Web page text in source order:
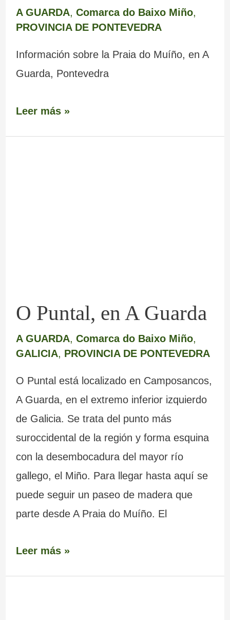
A GUARDA, Comarca do Baixo Miño,
PROVINCIA DE PONTEVEDRA
Información sobre la Praia do Muíño, en A
Guarda, Pontevedra
Leer más »
O Puntal, en A Guarda
A GUARDA, Comarca do Baixo Miño,
GALICIA, PROVINCIA DE PONTEVEDRA
O Puntal está localizado en Camposancos,
A Guarda, en el extremo inferior izquierdo
de Galicia. Se trata del punto más
suroccidental de la región y forma esquina
con la desembocadura del mayor río
gallego, el Miño. Para llegar hasta aquí se
puede seguir un paseo de madera que
parte desde A Praia do Muíño. El
Leer más »